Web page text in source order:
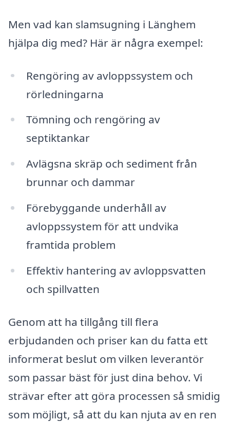
Men vad kan slamsugning i Länghem
hjälpa dig med? Här är några exempel:
Rengöring av avloppssystem och
rörledningarna
Tömning och rengöring av
septiktankar
Avlägsna skräp och sediment från
brunnar och dammar
Förebyggande underhåll av
avloppssystem för att undvika
framtida problem
Effektiv hantering av avloppsvatten
och spillvatten
Genom att ha tillgång till flera
erbjudanden och priser kan du fatta ett
informerat beslut om vilken leverantör
som passar bäst för just dina behov. Vi
strävar efter att göra processen så smidig
som möjligt, så att du kan njuta av en ren